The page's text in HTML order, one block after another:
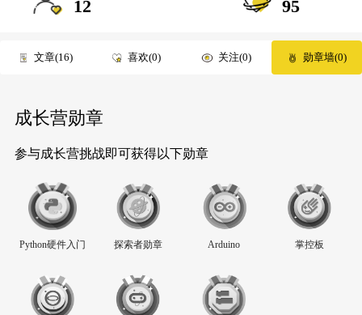
12 95
文章 16 喜欢 0 关注 0 勋章墙 0
成长营勋章
参与成长营挑战即可获得以下勋章
Python硬件入门 探索者勋章 Arduino 掌控板